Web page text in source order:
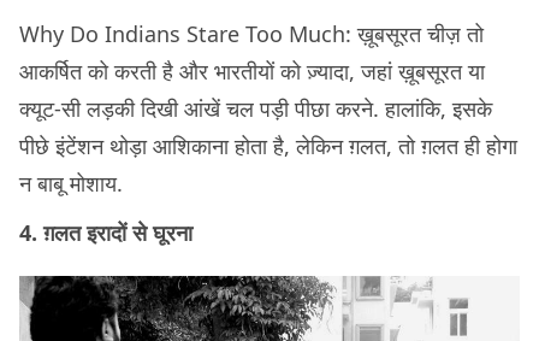
Why Do Indians Stare Too Much: ख़ूबसूरत चीज़ तो
आकर्षित को करती है और भारतीयों को ज़्यादा, जहां ख़ूबसूरत या
क्यूट-सी लड़की दिखी आंखें चल पड़ी पीछा करने. हालांकि, इसके
पीछे इंटेंशन थोड़ा आशिकाना होता है, लेकिन ग़लत, तो ग़लत ही होगा
न बाबू मोशाय.
4. ग़लत इरादों से घूरना